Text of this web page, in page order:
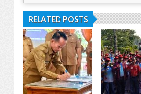
RELATED POSTS